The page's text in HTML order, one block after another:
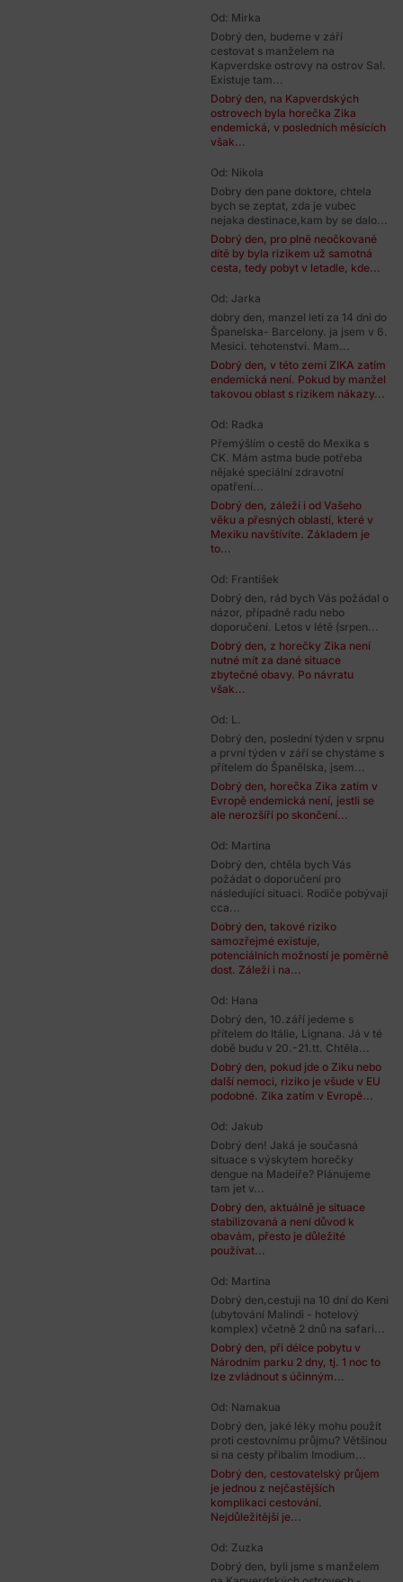
Od: Mirka
Dobrý den, budeme v září
cestovat s manželem na
Kapverdske ostrovy na ostrov Sal.
Existuje tam...
Dobrý den, na Kapverdských
ostrovech byla horečka Zika
endemická, v posledních měsících
však...
Od: Nikola
Dobry den pane doktore, chtela
bych se zeptat, zda je vubec
nejaka destinace,kam by se dalo...
Dobrý den, pro plně neočkované
dítě by byla rizikem už samotná
cesta, tedy pobyt v letadle, kde...
Od: Jarka
dobry den, manzel leti za 14 dni do
Španelska- Barcelony. ja jsem v 6.
Mesici. tehotenstvi. Mam...
Dobrý den, v této zemi ZIKA zatím
endemická není. Pokud by manžel
takovou oblast s rizikem nákazy...
Od: Radka
Přemýšlím o cestě do Mexika s
CK. Mám astma bude potřeba
nějaké speciální zdravotní
opatření...
Dobrý den, záleží i od Vašeho
věku a přesných oblastí, které v
Mexiku navštívíte. Základem je
to...
Od: František
Dobrý den, rád bych Vás požádal o
názor, případně radu nebo
doporučení. Letos v létě (srpen...
Dobrý den, z horečky Zika není
nutné mít za dané situace
zbytečné obavy. Po návratu
však...
Od: L.
Dobrý den, poslední týden v srpnu
a první týden v září se chystáme s
přítelem do Španělska, jsem...
Dobrý den, horečka Zika zatím v
Evropě endemická není, jestli se
ale nerozšíří po skončení...
Od: Martina
Dobrý den, chtěla bych Vás
požádat o doporučení pro
následující situaci. Rodiče pobývají
cca...
Dobrý den, takové riziko
samozřejmé existuje,
potenciálních možností je poměrně
dost. Záleží i na...
Od: Hana
Dobrý den, 10.září jedeme s
přítelem do Itálie, Lignana. Já v té
době budu v 20.-21.tt. Chtěla...
Dobrý den, pokud jde o Ziku nebo
další nemoci, riziko je všude v EU
podobné. Zika zatím v Evropě...
Od: Jakub
Dobrý den! Jaká je současná
situace s výskytem horečky
dengue na Madeiře? Plánujeme
tam jet v...
Dobrý den, aktuálně je situace
stabilizovaná a není důvod k
obavám, přesto je důležité
používat...
Od: Martina
Dobrý den,cestuji na 10 dní do Keni
(ubytování Malindi - hotelový
komplex) včetně 2 dnů na safari...
Dobrý den, při délce pobytu v
Národním parku 2 dny, tj. 1 noc to
lze zvládnout s účinným...
Od: Namakua
Dobrý den, jaké léky mohu použít
proti cestovnímu průjmu? Většinou
si na cesty přibalím Imodium...
Dobrý den, cestovatelský průjem
je jednou z nejčastějších
komplikací cestování.
Nejdůležitější je...
Od: Zuzka
Dobrý den, byli jsme s manželem